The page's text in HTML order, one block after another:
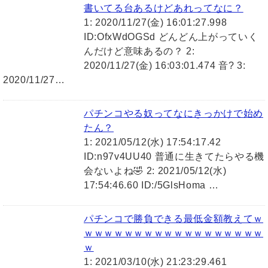
書いてる台あるけどあれってなに？
1: 2020/11/27(金) 16:01:27.998
ID:OfxWdOGSd どんどん上がっていく
んだけど意味あるの？ 2:
2020/11/27(金) 16:03:01.474 音? 3:
2020/11/27…
パチンコやる奴ってなにきっかけで始め
たん？
1: 2021/05/12(水) 17:54:17.42
ID:n97v4UU40 普通に生きてたらやる機
会ないよね🤣 2: 2021/05/12(水)
17:54:46.60 ID:/5GlsHoma …
パチンコで勝負できる最低金額教えてｗ
ｗｗｗｗｗｗｗｗｗｗｗｗｗｗｗｗｗｗ
ｗ
1: 2021/03/10(水) 21:23:29.461